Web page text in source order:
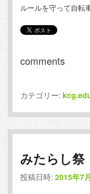
ルールを守って自転
comments
カテゴリー:
みたらし祭
投稿日時:2015年7